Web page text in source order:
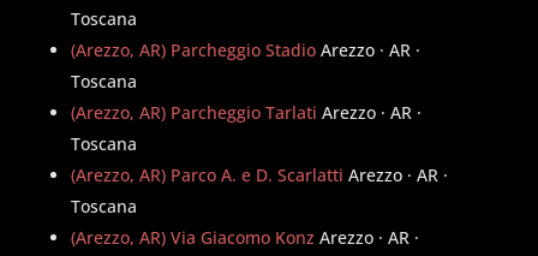
Toscana
(Arezzo, AR) Parcheggio Stadio Arezzo · AR ·
Toscana
(Arezzo, AR) Parcheggio Tarlati Arezzo · AR ·
Toscana
(Arezzo, AR) Parco A. e D. Scarlatti Arezzo · AR ·
Toscana
(Arezzo, AR) Via Giacomo Konz Arezzo · AR ·